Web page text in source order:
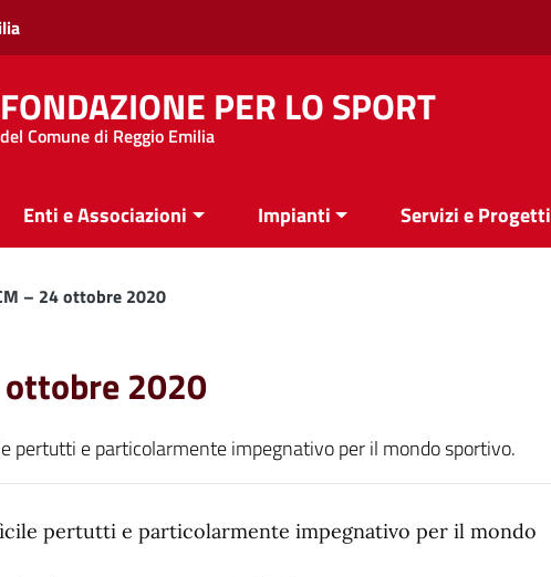
FONDAZIONE PER LO SPORT
del Comune di Reggio Emilia
Enti e Associazioni Impianti Servizi e Progetti
– 24 ottobre 2020
ottobre 2020
pertutti e particolarmente impegnativo per il mondo sportivo.
pertutti e particolarmente impegnativo per il mondo